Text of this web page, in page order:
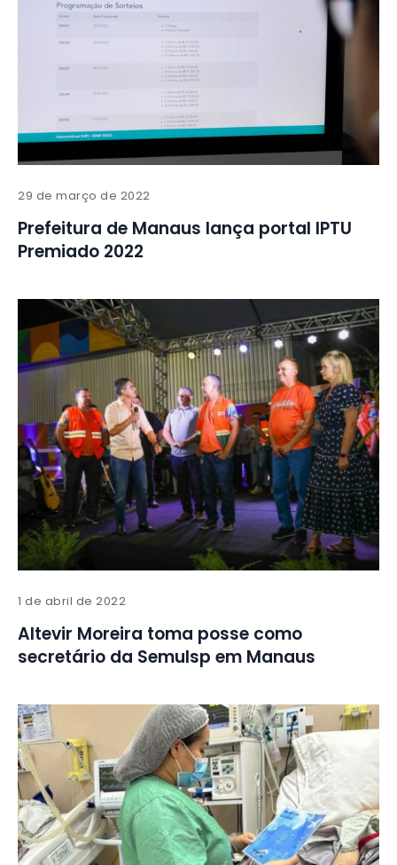
29 de março de 2022
Prefeitura de Manaus lança portal IPTU
Premiado 2022
1 de abril de 2022
Altevir Moreira toma posse como
secretário da Semulsp em Manaus